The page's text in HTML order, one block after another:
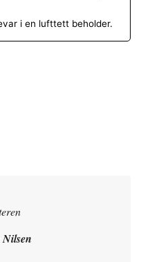
i en lufttett beholder.